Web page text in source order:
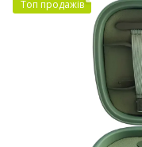
Топ продажів